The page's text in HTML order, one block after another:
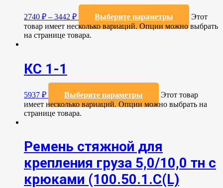
2740 ₽ – 3442 ₽ Выберите параметры
Этот
товар имеет несколько вариаций. Опции можно выбрать
на странице товара.
КС 1-1
5937 ₽ Выберите параметры
Этот товар
имеет несколько вариаций. Опции можно выбрать на
странице товара.
Ремень стяжной для
крепления груза 5,0/10,0 тн с
крюками (100.50.1.С(L)